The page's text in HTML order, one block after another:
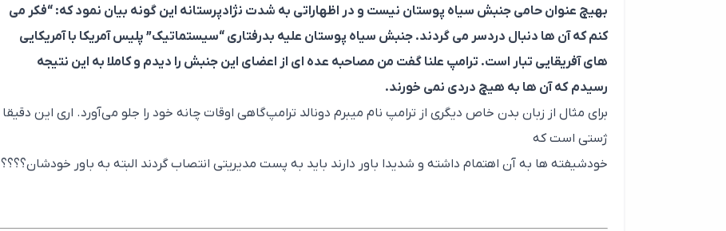
بهیچ عنوان حامی جنبش سیاه پوستان نیست و در اظهاراتی به شدت نژادپرستانه این گونه بیان نمود که: “فکر می
کنم که آن ها دنبال دردسر می گردند. جنبش سیاه پوستان علیه بدرفتاری “سیستماتیک” پلیس آمریکا با آمریکایی
های آفریقایی تبار است. ترامپ علنا گفت من مصاحبه عده ای از اعضای این جنبش را دیدم و کاملا به این نتیجه
رسیدم که آن ها به هیچ دردی نمی خورند.
برای مثال از زبان بدن خاص دیگری از ترامپ نام میبرم دونالد ترامپ گاهی اوقات چانه خود را جلو می‌آورد. اری این دقیقا
ژستی است که
خودشیفته ها به آن اهتمام داشته و شدیدا باور دارند باید به پست مدیریتی انتصاب گردند البته به باور خودشان؟؟؟؟